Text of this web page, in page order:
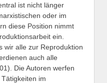
ist nicht länger
oder im
diese Position nimmt
ein.
wir alle zur Reproduktion
auch alle
Die Autoren werfen
im